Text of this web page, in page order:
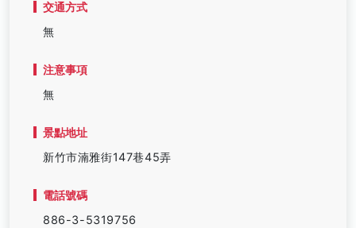
交通方式
無
注意事項
無
景點地址
新竹市湳雅街147巷45弄
電話號碼
886-3-5319756